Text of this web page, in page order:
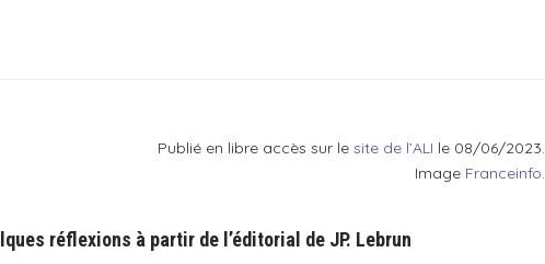
Publié en libre accès sur le site de l’ALI le 08/06/2023.
Image Franceinfo.
réflexions à partir de l’éditorial de JP. Lebrun